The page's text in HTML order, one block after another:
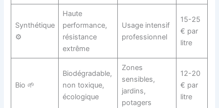
Synthétique
⚙️
Haute
performance,
résistance
extrême
Usage intensif
professionnel
15-25
€ par
litre
Bio 🌱
Biodégradable,
non toxique,
écologique
Zones
sensibles,
jardins,
potagers
12-20
€ par
litre